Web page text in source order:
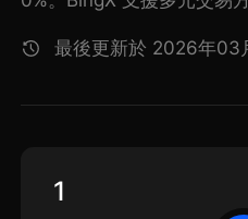
最後更新於 2026年03